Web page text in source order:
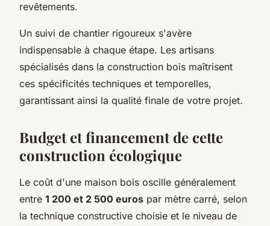
revêtements.
Un suivi de chantier rigoureux s'avère
indispensable à chaque étape. Les artisans
spécialisés dans la construction bois maîtrisent
ces spécificités techniques et temporelles,
garantissant ainsi la qualité finale de votre projet.
Budget et financement de cette
construction écologique
Le coût d'une maison bois oscille généralement
entre 1 200 et 2 500 euros par mètre carré, selon
la technique constructive choisie et le niveau de